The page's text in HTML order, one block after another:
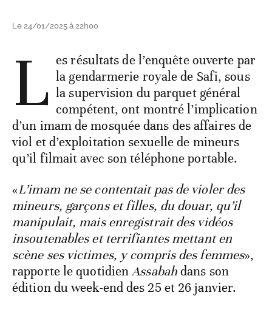
Le 24/01/2025 à 22h00
L es résultats de l’enquête ouverte par
la gendarmerie royale de Safi, sous
la supervision du parquet général
compétent, ont montré l’implication
d’un imam de mosquée dans des affaires de
viol et d’exploitation sexuelle de mineurs
qu’il filmait avec son téléphone portable.
«L’imam ne se contentait pas de violer des
mineurs, garçons et filles, du douar, qu’il
manipulait, mais enregistrait des vidéos
insoutenables et terrifiantes mettant en
scène ses victimes, y compris des femmes»,
rapporte le quotidienAssabahdans son
édition du week-end des 25 et 26 janvier.